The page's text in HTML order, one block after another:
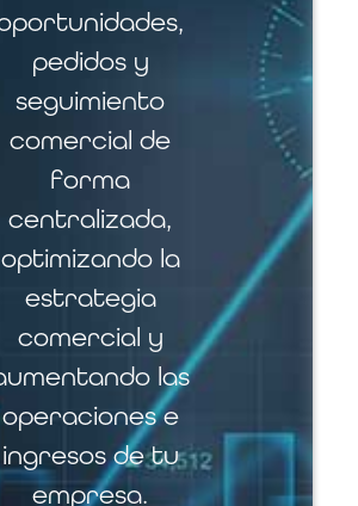
pedidos y
seguimiento
comercial de
forma
centralizada,
optimizando la
estrategia
comercial y
las
operaciones e
ingresos de tu
empresa.